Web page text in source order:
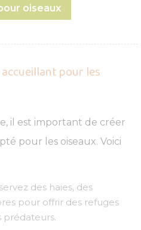
oiseaux
pour les
il est important de créer
pour les oiseaux. Voici
des haies, des
pour offrir des refuges
prédateurs.